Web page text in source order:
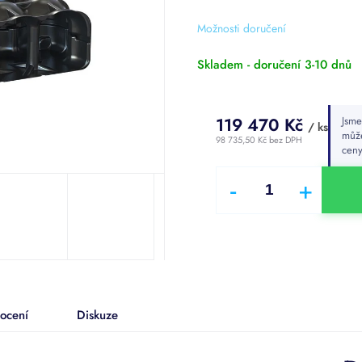
Možnosti doručení
5
Skladem - doručení 3-10 dnů
119 470 Kč / ks
98 735,50 Kč bez DPH
Diskuze